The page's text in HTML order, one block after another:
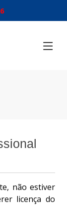
não estiver
licença do